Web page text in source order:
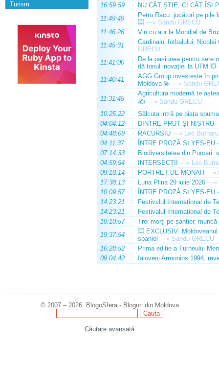
Turism
16:59:59
NU CÂT ȘTIE, CI CÂT ÎȘI
11:49:49
Petru Racu: jucători pe pile
💥 —» Sandu GRECU
11:46:26
Vin cu aur la Mondial de
11:45:31
Cardinalul fotbalului,
GRECU
11:41:00
De la pasiunea pentru sere
dă tonul inovației la UTM 💥
11:40:41
AGG Group investește în
Moldova 💫 —» Sandu
11:31:45
Agricultura modernă te
✍️ —» Sandu GRECU
10:25:22
Sălcuța intră pe piața
04:04:12
DINTRE PRUT ȘI NISTRU
04:48:09
RACURSIU —» Leo Butnaru
04:11:37
ÎNTRE PROZĂ ȘI YES-EU
07:14:33
Biodiversitatea din Purcari:
04:59:54
INTERSECȚII —» Leo
09:18:14
PORTRET DE MONAH —»
17:38:13
Luna Plina 29 iulie 2026 —»
10:09:57
ÎNTRE PROZĂ ȘI YES-EU
14:23:21
Festivslul Internațional de
14:23:21
Festivalul Internațional de
10:10:57
Trei morți pe șantier, muncă
19:37:54
💥 EXCLUSIV:
spaniol —» Sandu GRECU
16:28:52
Prima ediție a Turneului
09:04:42
Ialoveni Armonios 1994,
© 2007 – 2026. BlogoSfera - Bloguri din Moldova
Căutare avansată